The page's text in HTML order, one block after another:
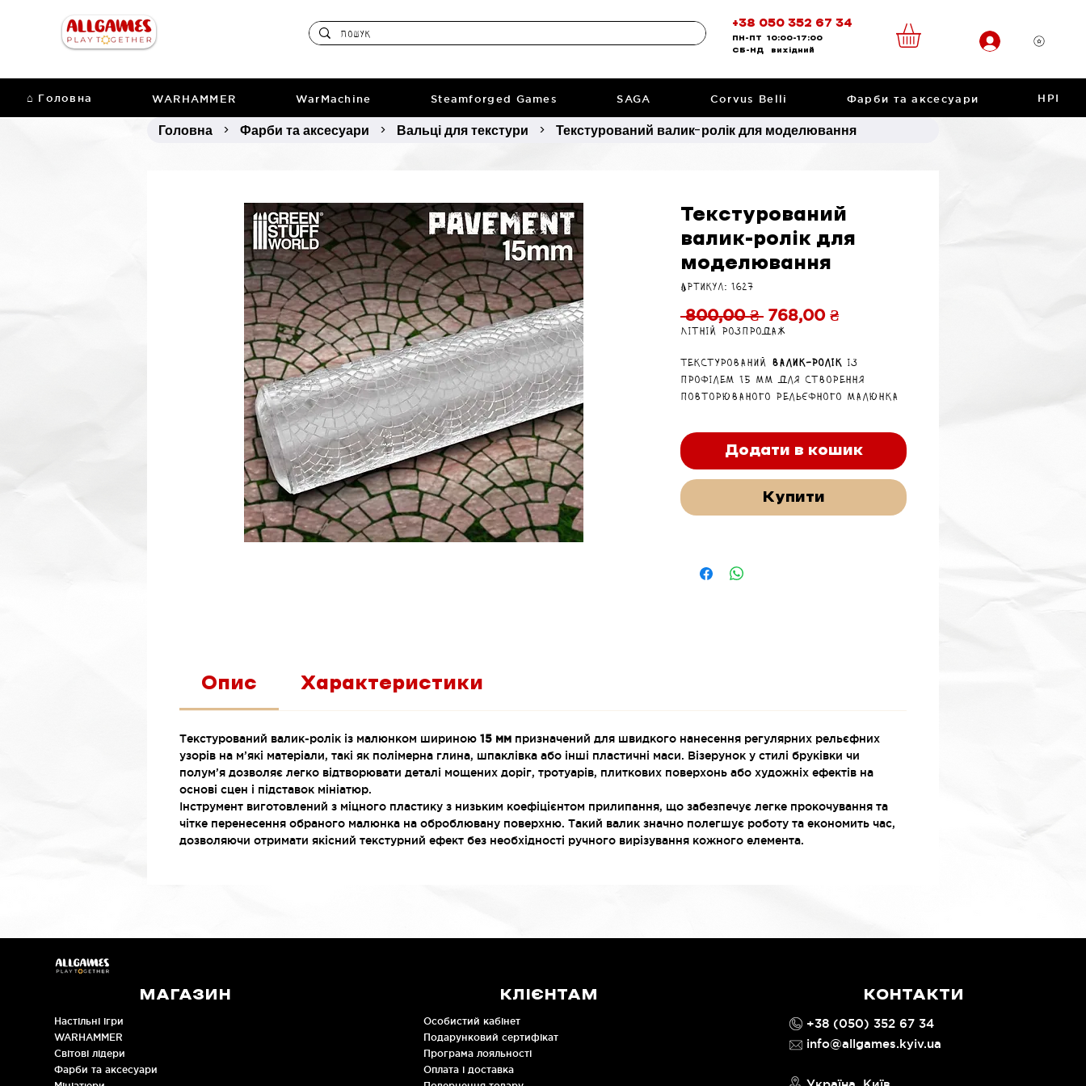
+38 050 352 67 34
ПН-ПТ 10:00-17:00
CБ-НД вихідний
⌂ Головна WARHAMMER WarMachine Steamforged Games SAGA Corvus Belli Фарби та аксесуари НРІ
Головна > Фарби та аксесуари > Вальці для текстури > Текстурований валик-ролік для моделювання
Текстурований
валик-ролік для
моделювання
Артикул: 1627
800,00 ₴ Звичайна
ціна
768,00 ₴За
Літній розпродаж
Текстурований валик-ролік із
профілем 15 мм для створення
повторюваного рельєфного малюнка
пластичних матеріалах у моделізмі
та діорамах.Додати в кошик
Купити
Опис Характеристики
Текстурований валик-ролік із малюнком шириною 15 мм призначений для швидкого нанесення регулярних рельєфних
узорів на м’які матеріали, такі як полімерна глина, шпаклівка або інші пластичні маси. Візерунок у стилі бруківки чи
полум’я дозволяє легко відтворювати деталі мощених доріг, тротуарів, плиткових поверхонь або художніх ефектів на
основі сцен і підставок мініатюр.
Інструмент виготовлений з міцного пластику з низьким коефіцієнтом прилипання, що забезпечує легке прокочування та
чітке перенесення обраного малюнка на оброблювану поверхню. Такий валик значно полегшує роботу та економить час,
дозволяючи отримати якісний текстурний ефект без необхідності ручного вирізування кожного елемента.
МАГАЗИН
Настільні ігри
WARHAMMER
Cвітові лідери
Фарби та аксесуари
КЛІЄНТАМ
Особистий кабінет
Подарунковий сертифікат
Програма лояльності
Оплата і доставка
КОНТАКТИ
+38 (050) 352 67 34
info@allgames.kyiv.ua